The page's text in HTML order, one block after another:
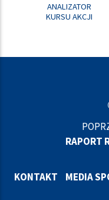
ANALIZATOR
KURSU AKCJI
RAPORT
RAPORT
KONTAKT MEDIA